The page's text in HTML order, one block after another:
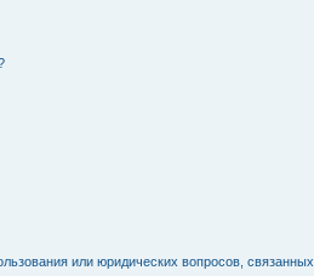
или юридических вопросов, связанных